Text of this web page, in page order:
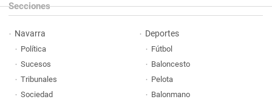
Secciones
Navarra
Política
Sucesos
Tribunales
Sociedad
Deportes
Fútbol
Baloncesto
Pelota
Balonmano